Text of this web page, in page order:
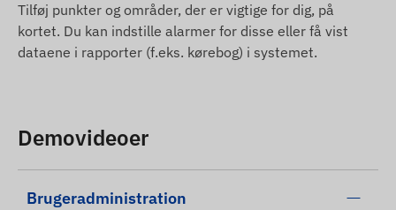
Tilføj punkter og områder, der er vigtige for dig, på
kortet. Du kan indstille alarmer for disse eller få vist
dataene i rapporter (f.eks. kørebog) i systemet.
Demovideoer
Brugeradministration